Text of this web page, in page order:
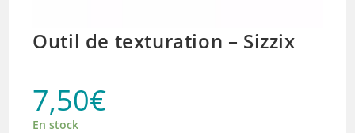
Outil de texturation – Sizzix
7,50€
En stock